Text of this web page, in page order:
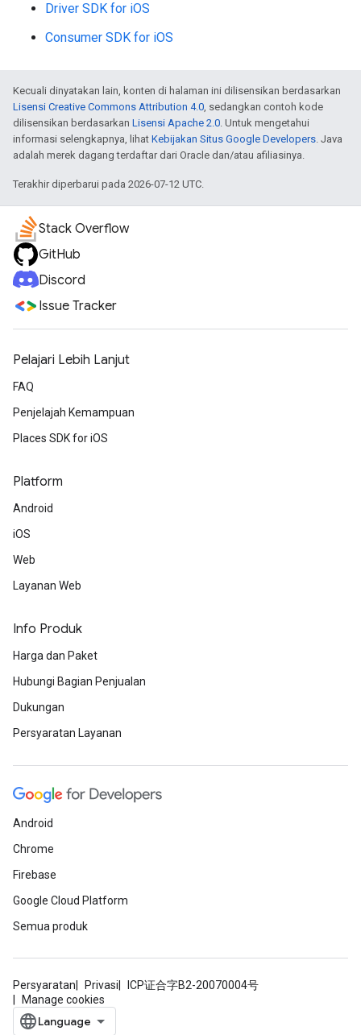
Driver SDK for iOS
Consumer SDK for iOS
Kecuali dinyatakan lain, konten di halaman ini dilisensikan berdasarkan
Lisensi Creative Commons Attribution 4.0, sedangkan contoh kode
dilisensikan berdasarkan Lisensi Apache 2.0. Untuk mengetahui
informasi selengkapnya, lihat Kebijakan Situs Google Developers. Java
adalah merek dagang terdaftar dari Oracle dan/atau afiliasinya.
Terakhir diperbarui pada 2026-07-12 UTC.
Stack Overflow
GitHub
Discord
Issue Tracker
Pelajari Lebih Lanjut
FAQ
Penjelajah Kemampuan
Places SDK for iOS
Platform
Android
iOS
Web
Layanan Web
Info Produk
Harga dan Paket
Hubungi Bagian Penjualan
Dukungan
Persyaratan Layanan
Android
Chrome
Firebase
Google Cloud Platform
Semua produk
Persyaratan Privasi
ICP证合字B2-20070004号
Manage cookies